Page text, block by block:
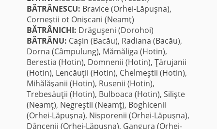
BĂTRÂNESCU: Bravice (Orhei-Lăpuşna),
Corneştii ot Onişcani (Neamţ)
BĂTRÂNICHI: Drăguşeni (Dorohoi)
BĂTRÂNU: Caşin (Bacău), Radiana (Bacău),
Dorna (Câmpulung), Mămăliga (Hotin),
Berestia (Hotin), Domnenii (Hotin), Ţărujanii
(Hotin), Lencăuţii (Hotin), Chelmeştii (Hotin),
Mihălăşanii (Hotin), Rusenii (Hotin),
Trebesăuţii (Hotin), Bulboaca (Hotin), Silişte
(Neamţ), Negreştii (Neamţ), Boghicenii
(Orhei-Lăpuşna), Nisporenii (Orhei-Lăpuşna),
Dâncenii (Orhei-Lăpuşna), Gangura (Orhei-